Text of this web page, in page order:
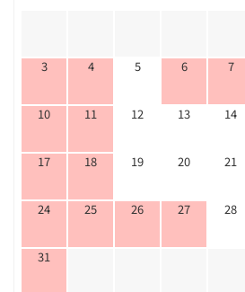
3 4 5 6 7
10 11 12 13 14
17 18 19 20 21
24 25 26 27 28
31